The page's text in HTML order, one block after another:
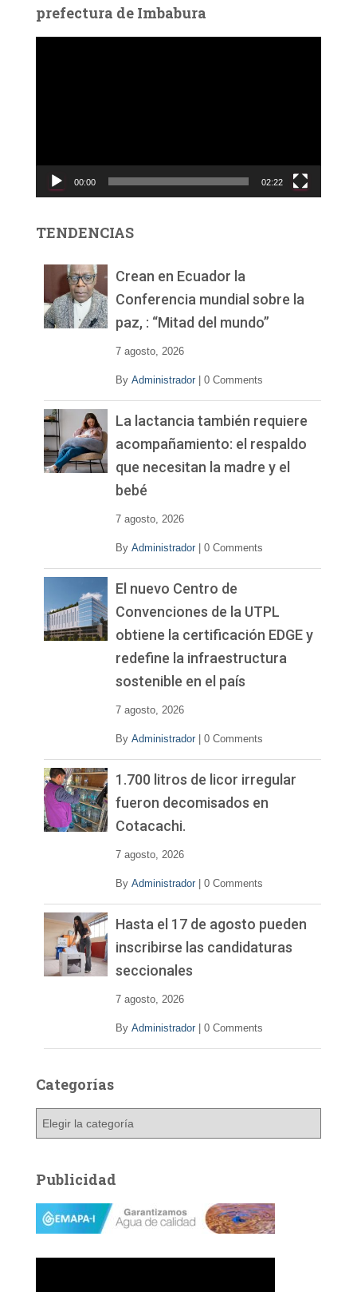
prefectura de Imbabura
c
d
00:00 02:22
TENDENCIAS
Crean en Ecuador la
Conferencia mundial sobre la
paz, : “Mitad del mundo”
7 agosto, 2026
By Administrador 0 Comments
La lactancia también requiere
acompañamiento: el respaldo
que necesitan la madre y el
bebé
7 agosto, 2026
By Administrador 0 Comments
El nuevo Centro de
Convenciones de la UTPL
obtiene la certificación EDGE y
redefine la infraestructura
sostenible en el país
7 agosto, 2026
By Administrador 0 Comments
1.700 litros de licor irregular
fueron decomisados en
Cotacachi.
7 agosto, 2026
By Administrador 0 Comments
Hasta el 17 de agosto pueden
inscribirse las candidaturas
seccionales
7 agosto, 2026
By Administrador 0 Comments
Categorías
g
o
a
Publicidad